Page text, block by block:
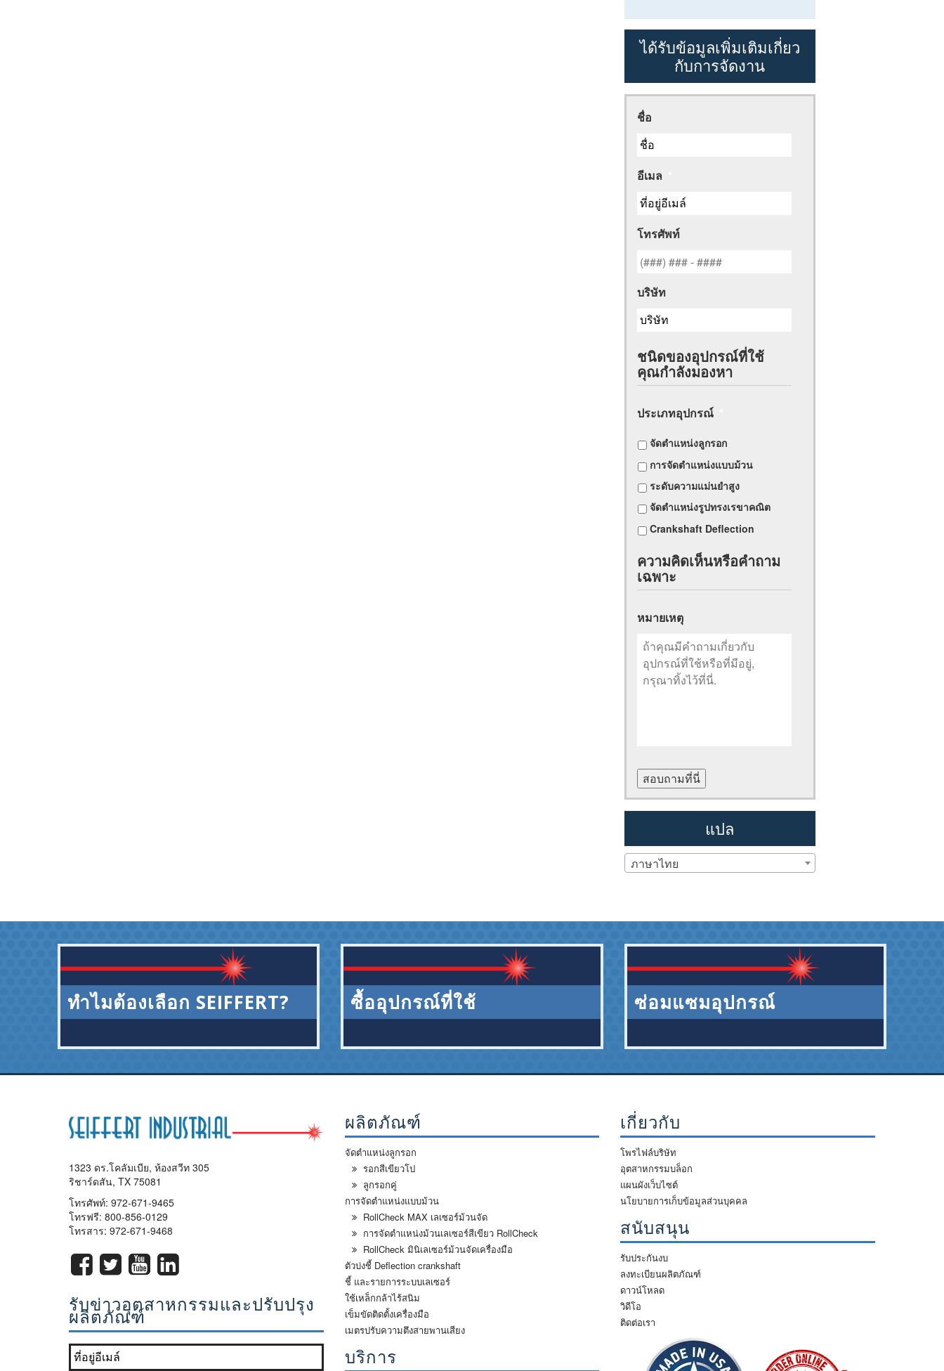
ได้รับข้อมูลเพิ่มเติมเกี่ยว
กับการจัดงาน
ชื่อ
อีเมล
โทรศัพท์
บริษัท
ชนิดของอุปกรณ์ที่ใช้
คุณกำลังมองหา
ประเภทอุปกรณ์
จัดตำแหน่งลูกรอก
การจัดตำแหน่งแบบม้วน
ระดับความแม่นยำสูง
จัดตำแหน่งรูปทรงเรขาคณิต
Crankshaft Deflection
ความคิดเห็นหรือคำถาม
เฉพาะ
หมายเหตุ
สอบถามที่นี่
แปล
ภาษาไทย
ทำไมต้องเลือก SEIFFERT? ซื้ออุปกรณ์ที่ใช้ ซ่อมแซมอุปกรณ์
1323 ดร.โคลัมเบีย, ห้องสวีท 305
ริชาร์ดสัน, TX 75081
โทรศัพท์:972-671-9465
โทรฟรี:800-856-0129
โทรสาร: 972-671-9468
รับข่าวอุตสาหกรรมและปรับปรุง
ผลิตภัณฑ์
เข้าร่วมรายการจดหมายข่าวของเรา? *
ผลิตภัณฑ์
จัดตำแหน่งลูกรอก
รอกสีเขียวโป
ลูกรอกคู่
การจัดตำแหน่งแบบม้วน
RollCheck MAX เลเซอร์ม้วนจัด
การจัดตำแหน่งม้วนเลเซอร์สีเขียว RollCheck
RollCheck มินิเลเซอร์ม้วนจัดเครื่องมือ
ตัวบ่งชี้ Deflection crankshaft
ชี้ และรายการระบบเลเซอร์
ใช้เหล็กกล้าไร้สนิม
เข็มขัดติดตั้งเครื่องมือ
เมตรปรับความตึงสายพานเสียง
บริการ
เกี่ยวกับ
โพรไฟล์บริษัท
อุตสาหกรรมบล็อก
แผนผังเว็บไซต์
นโยบายการเก็บข้อมูลส่วนบุคคล
สนับสนุน
รับประกันงบ
ลงทะเบียนผลิตภัณฑ์
ดาวน์โหลด
วิดีโอ
ติดต่อเรา